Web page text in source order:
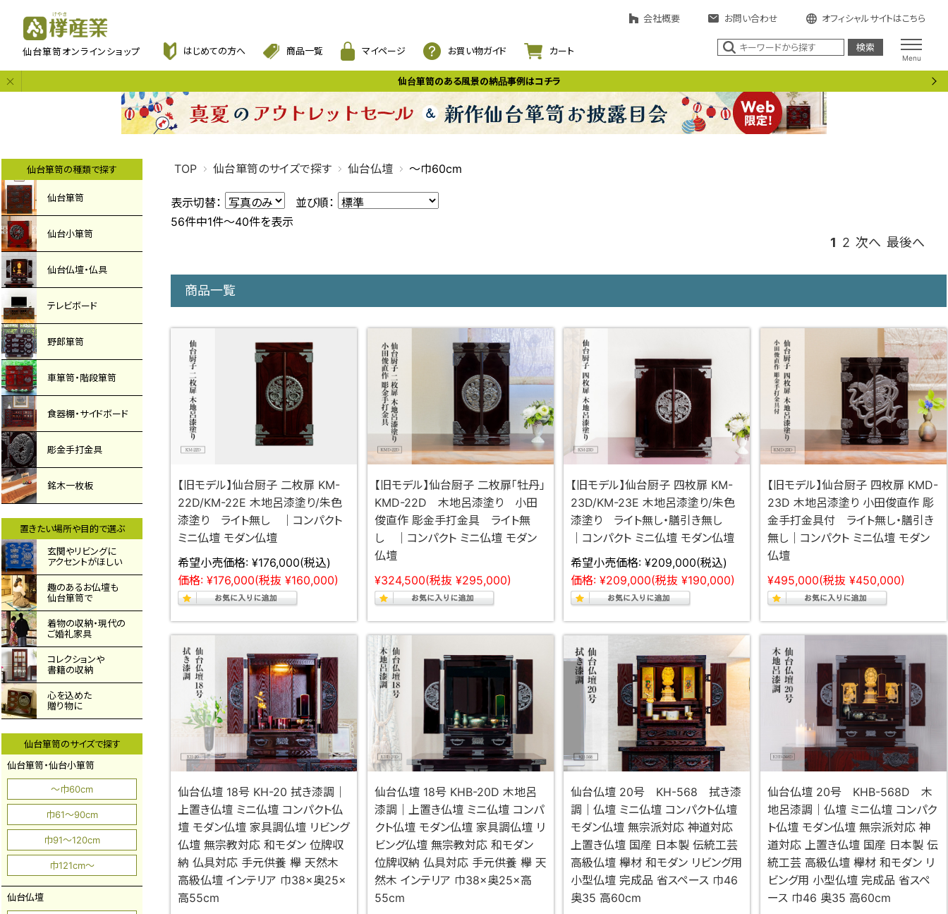
仙台箪笥オンラインショップ はじめての方へ 商品一覧 マイページ お買い物ガイド カート
会社概要 お問い合わせ オフィシャルサイトはこちら
Menu
仙台箪笥のある風景の納品事例はコチラ
TOP 仙台箪笥のサイズで探す 仙台仏壇 ～巾60cm
表示切替：
並び順：
56件中1件～40件を表示
1 2 次へ 最後へ
商品一覧
【旧モデル】仙台厨子 二枚扉 KM-
22D/KM-22E 木地呂漆塗り/朱色
漆塗り ライト無し ｜コンパクト
ミニ仏壇 モダン仏壇
希望小売価格: ¥176,000(税込)
価格: ¥176,000(税抜 ¥160,000)
【旧モデル】仙台厨子 二枚扉「牡丹」
KMD-22D 木地呂漆塗り 小田
俊直作 彫金手打金具 ライト無
し ｜コンパクト ミニ仏壇 モダン
仏壇
¥324,500(税抜 ¥295,000)
【旧モデル】仙台厨子 四枚扉 KM-
23D/KM-23E 木地呂漆塗り/朱色
漆塗り ライト無し・膳引き無し
｜コンパクト ミニ仏壇 モダン仏壇
希望小売価格: ¥209,000(税込)
価格: ¥209,000(税抜 ¥190,000)
【旧モデル】仙台厨子 四枚扉 KMD-
23D 木地呂漆塗り 小田俊直作 彫
金手打金具付 ライト無し・膳引き
無し｜コンパクト ミニ仏壇 モダン
仏壇
¥495,000(税抜 ¥450,000)
仙台仏壇 18号 KH-20 拭き漆調｜
上置き仏壇 ミニ仏壇 コンパクト仏
壇 モダン仏壇 家具調仏壇 リビング
仏壇 無宗教対応 和モダン 位牌収
納 仏具対応 手元供養 欅 天然木
高級仏壇 インテリア 巾38×奥25×
高55cm
仙台仏壇 18号 KHB-20D 木地呂
漆調｜上置き仏壇 ミニ仏壇 コンパ
クト仏壇 モダン仏壇 家具調仏壇 リ
ビング仏壇 無宗教対応 和モダン
位牌収納 仏具対応 手元供養 欅 天
然木 インテリア 巾38×奥25×高
55cm
仙台仏壇 20号 KH-568 拭き漆
調｜仏壇 ミニ仏壇 コンパクト仏壇
モダン仏壇 無宗派対応 神道対応
上置き仏壇 国産 日本製 伝統工芸
高級仏壇 欅材 和モダン リビング用
小型仏壇 完成品 省スペース 巾46
奥35 高60cm
仙台仏壇 20号 KHB-568D 木
地呂漆調｜仏壇 ミニ仏壇 コンパク
ト仏壇 モダン仏壇 無宗派対応 神
道対応 上置き仏壇 国産 日本製 伝
統工芸 高級仏壇 欅材 和モダン リ
ビング用 小型仏壇 完成品 省スペ
ース 巾46 奥35 高60cm
仙台箪笥の種類で探す
仙台箪笥
仙台小箪笥
仙台仏壇・仏具
テレビボード
野郎箪笥
車箪笥・階段箪笥
食器棚・サイドボード
彫金手打金具
銘木一枚板
置きたい場所や目的で選ぶ
玄関やリビングに
アクセントがほしい
趣のあるお仏壇も
仙台箪笥で
着物の収納・現代の
ご婚礼家具
コレクションや
書籍の収納
心を込めた
贈り物に
仙台箪笥のサイズで探す
仙台箪笥・仙台小箪笥
～巾60cm
巾61～90cm
巾91～120cm
巾121cm～
仙台仏壇